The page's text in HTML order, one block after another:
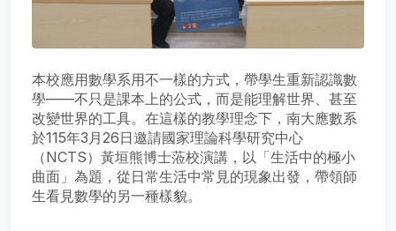
本校應用數學系用不一樣的方式，帶學生重新認識數
學——不只是課本上的公式，而是能理解世界、甚至
改變世界的工具。在這樣的教學理念下，南大應數系
於115年3月26日邀請國家理論科學研究中心
（NCTS）黃垣熊博士蒞校演講，以「生活中的極小
曲面」為題，從日常生活中常見的現象出發，帶領師
生看見數學的另一種樣貌。